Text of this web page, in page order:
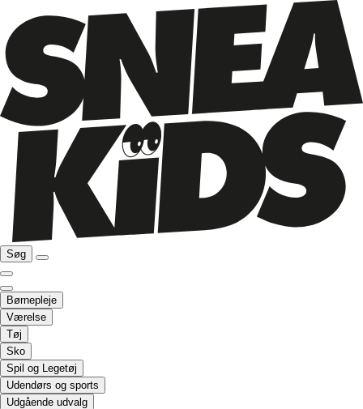
Søg
Børnepleje
Værelse
Tøj
Sko
Spil og Legetøj
Udendørs og sports
Udgående udvalg